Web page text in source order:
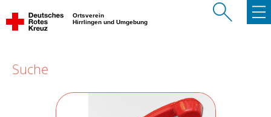
Ortsverein
Hirrlingen und Umgebung
Suche